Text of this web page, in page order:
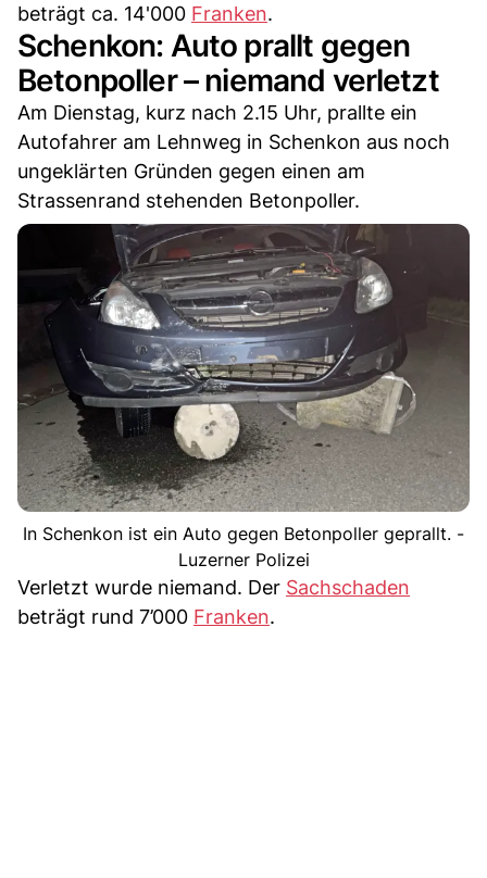
beträgt ca. 14'000 Franken.
Schenkon: Auto prallt gegen
Betonpoller – niemand verletzt
Am Dienstag, kurz nach 2.15 Uhr, prallte ein
Autofahrer am Lehnweg in Schenkon aus noch
ungeklärten Gründen gegen einen am
Strassenrand stehenden Betonpoller.
In Schenkon ist ein Auto gegen Betonpoller geprallt. -
Luzerner Polizei
Verletzt wurde niemand. Der Sachschaden
beträgt rund 7’000 Franken.